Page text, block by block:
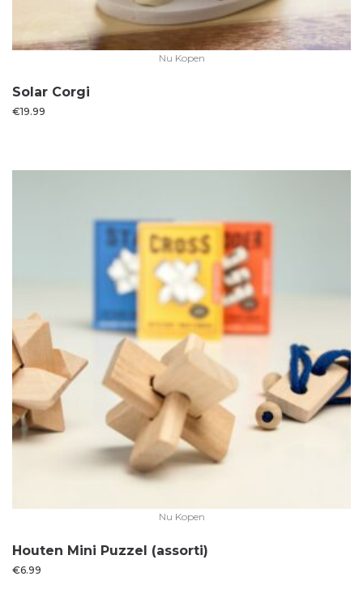
Nu Kopen
Solar Corgi
€19.99
Nu Kopen
Houten Mini Puzzel (assorti)
€6.99